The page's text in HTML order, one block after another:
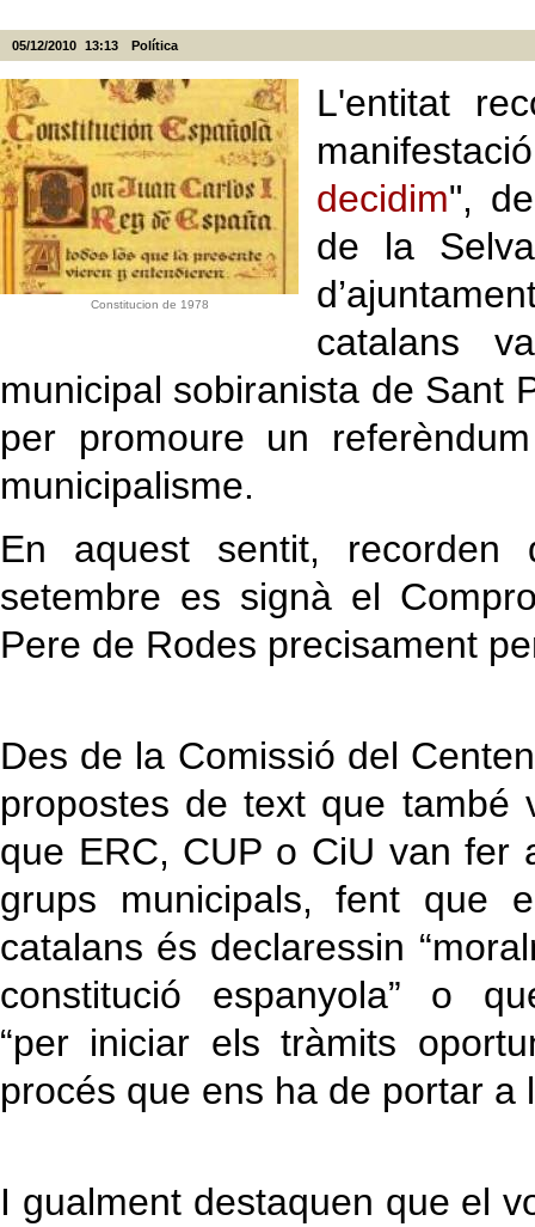
05/12/2010 13:13 Política
Constitucion de 1978
L'entitat
decidim",
de la
catalans
municipal sobiranista de Sant
per promoure un
municipalisme.
En aquest sentit,
setembre es signà el
Pere de Rodes precisament
Des de la Comissió del
propostes de text que també
que ERC, CUP o CiU van fer
grups municipals, fent que
catalans és declaressin
constitució espanyola” o
“per iniciar els tràmits
procés que ens ha de portar a
I gualment destaquen que el